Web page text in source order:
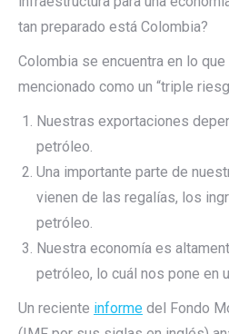
tan preparado está Colombia?
Colombia se encuentra en lo
mencionado como un “triple
Nuestras exportaciones
petróleo.
Una importante parte de
vienen de las regalías, los
petróleo.
Nuestra economía es
petróleo, lo cuál nos pone en
Un reciente informe del Fondo